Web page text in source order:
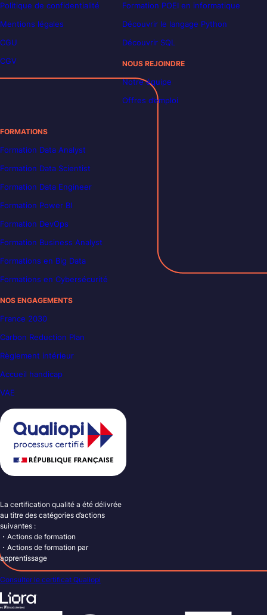
Politique de confidentialité
Mentions légales
CGU
CGV
Formation POEI en informatique
Découvrir le langage Python
Découvrir SQL
NOUS REJOINDRE
Notre équipe
Offres d’emploi
FORMATIONS
Formation Data Analyst
Formation Data Scientist
Formation Data Engineer
Formation Power BI
Formation DevOps
Formation Business Analyst
Formations en Big Data
Formations en Cybersécurité
NOS ENGAGEMENTS
France 2030
Carbon Reduction Plan
Règlement intérieur
Accueil handicap
VAE
La certification qualité a été délivrée
au titre des catégories d’actions
suivantes :
・Actions de formation
・Actions de formation par
apprentissage
Consulter le certificat Qualiopi